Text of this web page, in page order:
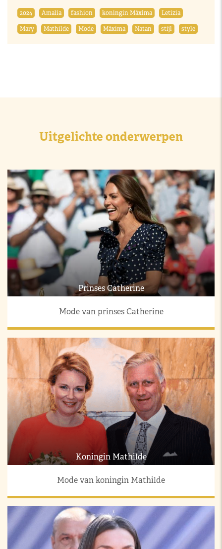
2024 Amalia fashion koningin Máxima
Letizia
Mary
Mathilde Mode Máxima Natan stijl style
Uitgelichte onderwerpen
Prinses Catherine
Mode van prinses Catherine
Koningin Mathilde
Mode van koningin Mathilde